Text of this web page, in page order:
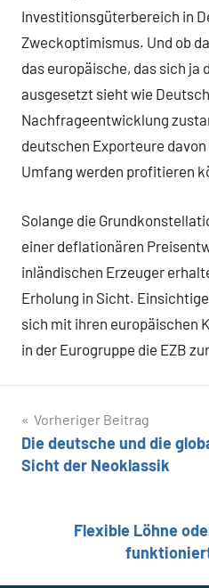
Investitionsgüterbereich in
Zweckoptimismus. Und ob
das europäische, das sich ja
ausgesetzt sieht wie
Nachfrageentwicklung
deutschen Exporteure
Umfang werden profitieren
Solange die
einer deflationären
inländischen Erzeuger
Erholung in Sicht.
sich mit ihren europäischen
in der Eurogruppe die EZB
Vorheriger Beitrag
Die deutsche und die
Sicht der Neoklassik
Flexible Löhne